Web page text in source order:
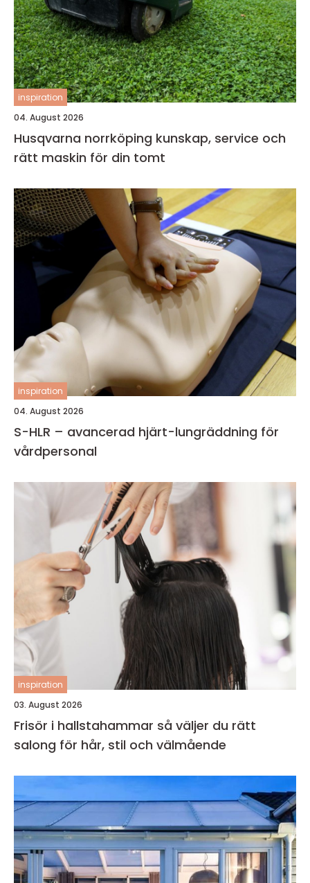
inspiration
04. August 2026
Husqvarna norrköping kunskap, service och
rätt maskin för din tomt
inspiration
04. August 2026
S-HLR – avancerad hjärt-lungräddning för
vårdpersonal
inspiration
03. August 2026
Frisör i hallstahammar så väljer du rätt
salong för hår, stil och välmående